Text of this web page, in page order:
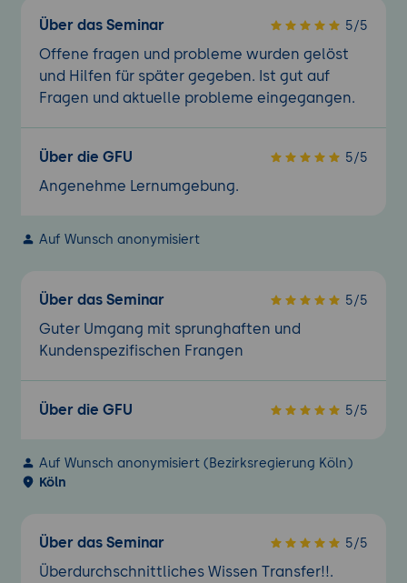
Über das Seminar 5/5
Offene fragen und probleme wurden gelöst
und Hilfen für später gegeben. Ist gut auf
Fragen und aktuelle probleme eingegangen.
Über die GFU 5/5
Angenehme Lernumgebung.
Auf Wunsch anonymisiert
Über das Seminar 5/5
Guter Umgang mit sprunghaften und
Kundenspezifischen Frangen
Über die GFU 5/5
Auf Wunsch anonymisiert (Bezirksregierung Köln)
Köln
Über das Seminar 5/5
Überdurchschnittliches Wissen Transfer!!.